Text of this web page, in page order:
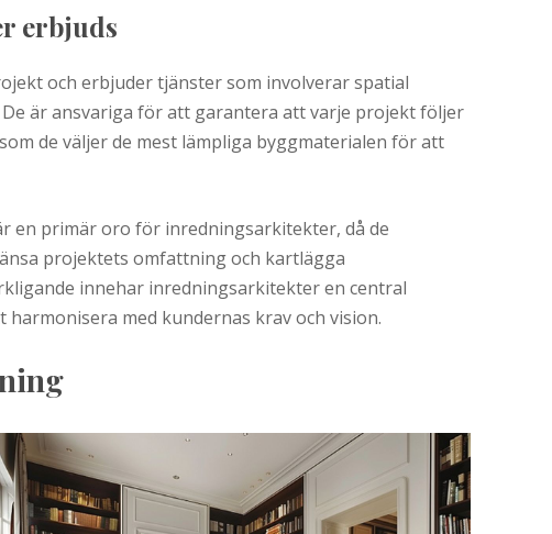
erbjuds
och erbjuder tjänster som involverar spatial
är ansvariga för att garantera att varje projekt följer
de väljer de mest lämpliga byggmaterialen för att
en primär oro för inredningsarkitekter, då de
projektets omfattning och kartlägga
innehar inredningsarkitekter en central
med kundernas krav och vision.